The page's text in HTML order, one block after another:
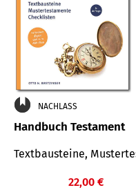
NACHLASS
Handbuch Testament
Textbausteine,
22,00 €